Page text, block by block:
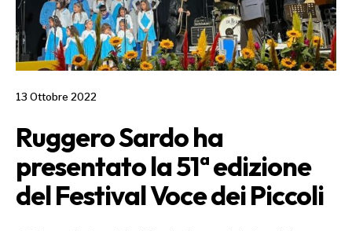
13 Ottobre 2022
Ruggero Sardo ha
presentato la 51ª edizione
del Festival Voce dei Piccoli